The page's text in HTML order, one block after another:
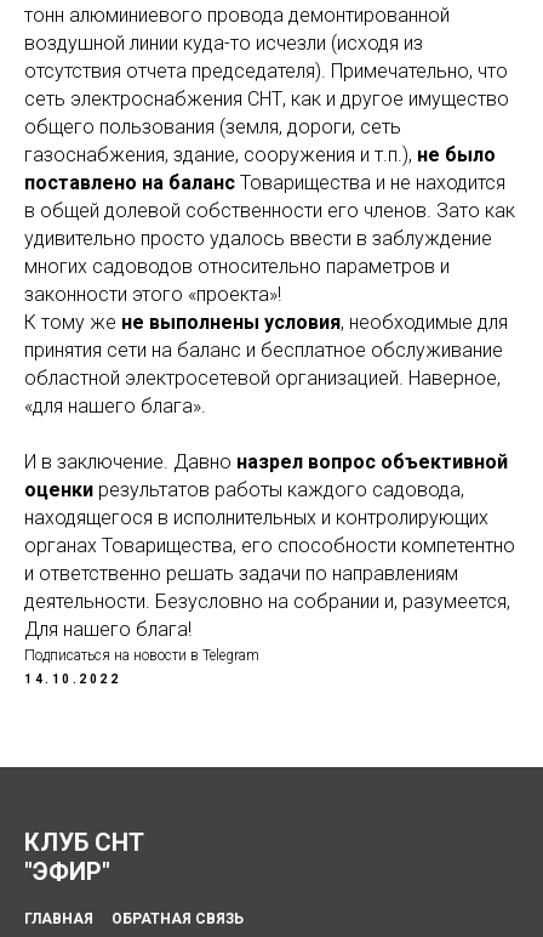
тонн алюминиевого провода демонтированной
воздушной линии куда-то исчезли (исходя из
отсутствия отчета председателя). Примечательно, что
сеть электроснабжения СНТ, как и другое имущество
общего пользования (земля, дороги, сеть
газоснабжения, здание, сооружения и т.п.), не было
поставлено на баланс Товарищества и не находится
в общей долевой собственности его членов. Зато как
удивительно просто удалось ввести в заблуждение
многих садоводов относительно параметров и
законности этого «проекта»!
К тому же не выполнены условия, необходимые для
принятия сети на баланс и бесплатное обслуживание
областной электросетевой организацией. Наверное,
«для нашего блага».
И в заключение. Давно назрел вопрос объективной
оценки результатов работы каждого садовода,
находящегося в исполнительных и контролирующих
органах Товарищества, его способности компетентно
и ответственно решать задачи по направлениям
деятельности. Безусловно на собрании и, разумеется,
Для нашего блага!
Подписаться на новости в Telegram
14.10.2022
КЛУБ СНТ
"ЭФИР"
ГЛАВНАЯ ОБРАТНАЯ СВЯЗЬ